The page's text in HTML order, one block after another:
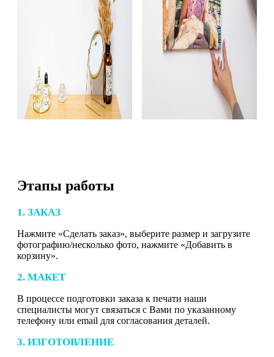
Этапы работы
1. ЗАКАЗ
Нажмите «Сделать заказ», выберите размер и загрузите
фотографию/несколько фото, нажмите «Добавить в
корзину».
2. МАКЕТ
В процессе подготовки заказа к печати наши
специалисты могут связаться с Вами по указанному
телефону или email для согласования деталей.
3. ИЗГОТОВЛЕНИЕ